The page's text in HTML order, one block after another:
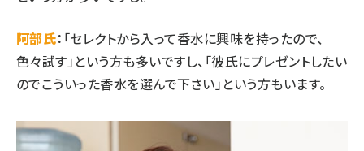
阿部氏：「セレクトから入って香水に興味を持ったので、
色々試す」という方も多いですし、「彼氏にプレゼントしたい
のでこういった香水を選んで下さい」という方もいます。